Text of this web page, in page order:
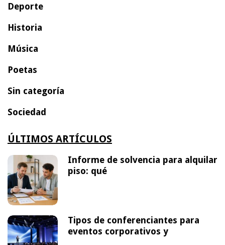
Deporte
Historia
Música
Poetas
Sin categoría
Sociedad
ÚLTIMOS ARTÍCULOS
Informe de solvencia para alquilar
piso: qué
Tipos de conferenciantes para
eventos corporativos y